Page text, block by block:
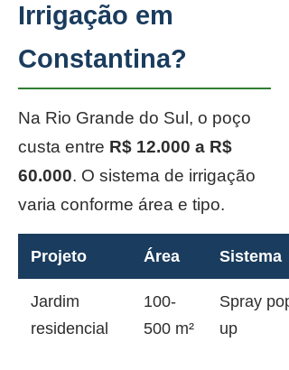
Irrigação em
Constantina?
Na Rio Grande do Sul, o poço
custa entre R$ 12.000 a R$
60.000. O sistema de irrigação
varia conforme área e tipo.
Projeto Área Sistema
Jardim
residencial
100-
500 m²
Spray pop-
up